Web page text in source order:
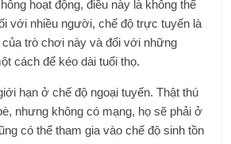
hoạt động, điều này là không thể
với nhiều người, chế độ trực tuyến là
trò chơi này và đối với những
cách để kéo dài tuổi thọ.
hạn ở chế độ ngoại tuyến. Thật thú
nhưng không có mạng, họ sẽ phải ở
có thể tham gia vào chế độ sinh tồn